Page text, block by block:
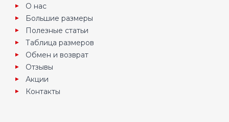
О нас
Большие размеры
Полезные статьи
Таблица размеров
Обмен и возврат
Отзывы
Акции
Контакты